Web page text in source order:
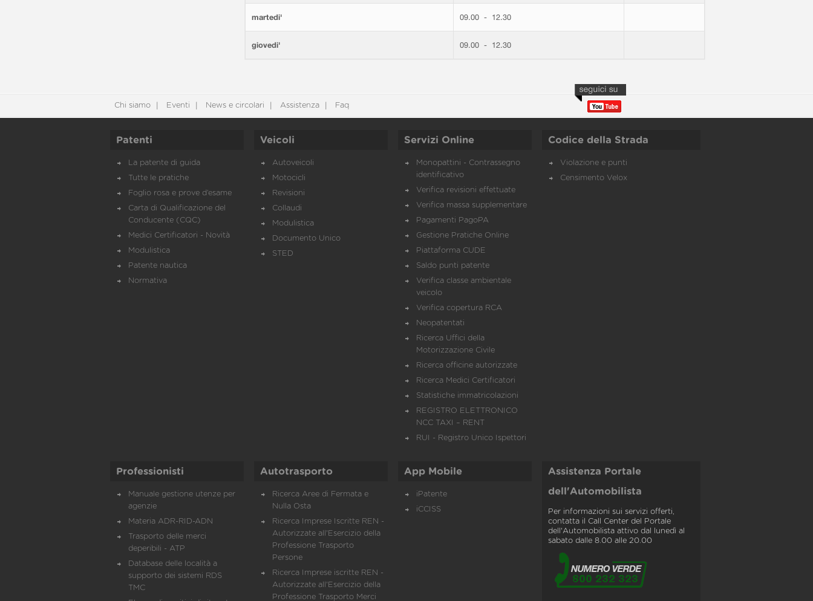
martedi' 09.00 - 12.30
giovedi' 09.00 - 12.30
Chi siamo Eventi News e circolari Assistenza Faq
Patenti
La patente di guida
Tutte le pratiche
Foglio rosa e prove d’esame
Carta di Qualificazione del
Conducente (CQC)
Medici Certificatori - Novità
Modulistica
Patente nautica
Normativa
Veicoli
Autoveicoli
Motocicli
Revisioni
Collaudi
Modulistica
Documento Unico
STED
Servizi Online
Monopattini - Contrassegno
identificativo
Verifica revisioni effettuate
Verifica massa supplementare
Pagamenti PagoPA
Gestione Pratiche Online
Piattaforma CUDE
Saldo punti patente
Verifica classe ambientale
veicolo
Verifica copertura RCA
Neopatentati
Ricerca Uffici della
Motorizzazione Civile
Ricerca officine autorizzate
Ricerca Medici Certificatori
Statistiche immatricolazioni
REGISTRO ELETTRONICO
NCC TAXI – RENT
RUI - Registro Unico Ispettori
Codice della Strada
Violazione e punti
Censimento Velox
Professionisti
Manuale gestione utenze per
agenzie
Materia ADR-RID-ADN
Trasporto delle merci
deperibili - ATP
Database delle località a
supporto dei sistemi RDS
TMC
Autotrasporto
Ricerca Aree di Fermata e
Nulla Osta
Ricerca Imprese Iscritte REN -
Autorizzate all'Esercizio della
Professione Trasporto
Persone
Ricerca Imprese iscritte REN -
Autorizzate all'Esercizio della
Professione Trasporto Merci
App Mobile
iPatente
iCCISS
Assistenza Portale
dell'Automobilista
Per informazioni sui servizi offerti,
contatta il Call Center del Portale
dell'Automobilista attivo dal lunedì al
sabato dalle 8.00 alle 20.00